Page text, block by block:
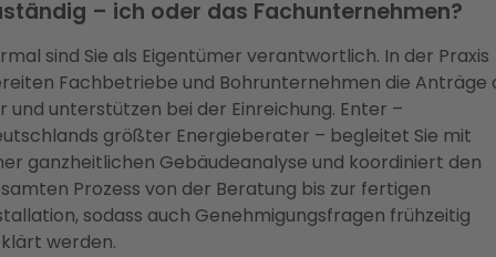
– ich oder das Fachunternehmen?
sind Sie als Eigentümer verantwortlich. In der Praxis
Fachbetriebe und Bohrunternehmen die Anträge
und unterstützen bei der Einreichung. Enter –
größter Energieberater – begleitet Sie mit
ganzheitlichen Gebäudeanalyse und koordiniert den
Prozess von der Beratung bis zur fertigen
sodass auch Genehmigungsfragen frühzeitig
werden.